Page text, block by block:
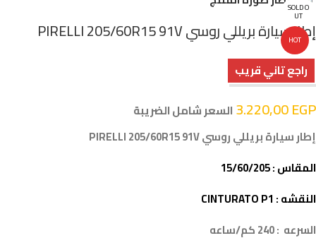
SOLD O
UT
HOT
إطار سيارة بريللي روسي PIRELLI 205/60R15 91V
راجع تاني قريب
3.220,00EGP
السعر شامل الضريبة
إطار سيارة بريللي روسي PIRELLI 205/60R15 91V
المقاس : 15/60/205
النقشه : CINTURATO P1
السرعه : 240 كم/ساعه